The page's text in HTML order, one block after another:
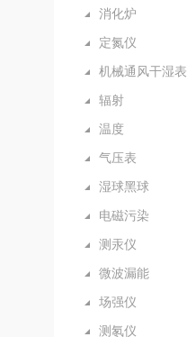
消化炉
定氮仪
机械通风干湿表
辐射
温度
气压表
湿球黑球
电磁污染
测汞仪
微波漏能
场强仪
测氡仪